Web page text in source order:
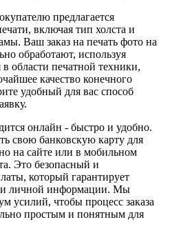
предлагается
включая тип холста и
Ваш заказ на печать фото на
обработают, используя
области печатной техники,
качество конечного
удобный для вас способ
онлайн - быстро и удобно.
свою банковскую карту для
на сайте или в мобильном
Это безопасный и
который гарантирует
и личной информации. Мы
усилий, чтобы процесс заказа
простым и понятным для